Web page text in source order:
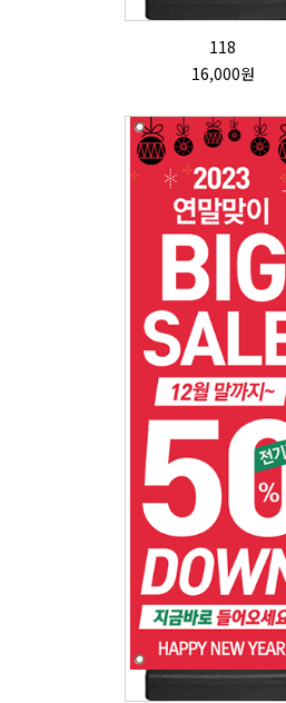
118
16,000원